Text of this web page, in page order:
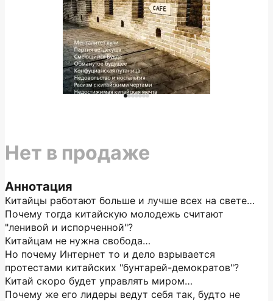
Аннотация
Китайцы работают больше и лучше всех на свете…
Почему тогда китайскую молодежь считают
"ленивой и испорченной"?
Китайцам не нужна свобода…
Но почему Интернет то и дело взрывается
протестами китайских "бунтарей-демократов"?
Китай скоро будет управлять миром…
Почему же его лидеры ведут себя так, будто не
Нет в продаже